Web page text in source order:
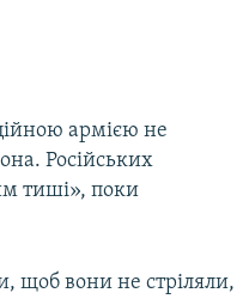
армією не
Російських
тиші», поки
щоб вони не стріляли,